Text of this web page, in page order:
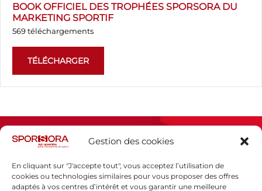
Gestion des cookies
En cliquant sur "J'accepte tout", vous acceptez l’utilisation de
cookies ou technologies similaires pour vous proposer des offres
adaptés à vos centres d’intérêt et vous garantir une meilleure
BOOK OFFICIEL DES TROPHÉES SPORSORA DU
MARKETING SPORTIF
569 téléchargements
TÉLÉCHARGER